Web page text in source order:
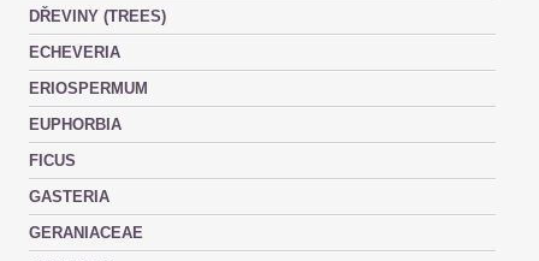
DŘEVINY (TREES)
ECHEVERIA
ERIOSPERMUM
EUPHORBIA
FICUS
GASTERIA
GERANIACEAE